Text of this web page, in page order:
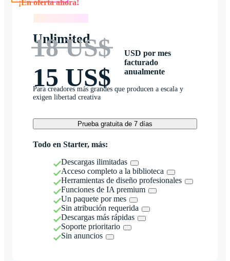
Unlimited
18 US$
15 US$
USD por mes
facturado
anualmente
Para creadores más grandes que producen a escala y
exigen libertad creativa
Prueba gratuita de 7 días
Todo en Starter, más:
Descargas ilimitadas
Acceso completo a la biblioteca
Herramientas de diseño profesionales
Funciones de IA premium
Un paquete por mes
Sin atribución requerida
Descargas más rápidas
Soporte prioritario
Sin anuncios